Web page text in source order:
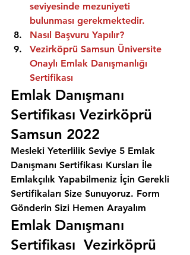
seviyesinde mezuniyeti
bulunması gerekmektedir.
Nasıl Başvuru Yapılır?
Vezirköprü Samsun Üniversite
Onaylı Emlak Danışmanlığı
Sertifikası
Emlak Danışmanı
Sertifikası Vezirköprü
Samsun 2022
Mesleki Yeterlilik Seviye 5 Emlak
Danışmanı Sertifikası Kursları İle
Emlakçılık Yapabilmeniz İçin Gerekli
Sertifikaları Size Sunuyoruz. Form
Gönderin Sizi Hemen Arayalım
Emlak Danışmanı
Sertifikası  Vezirköprü